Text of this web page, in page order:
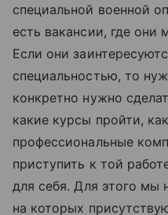
специальной военной
есть вакансии, где они
Если они
специальностью, то
конкретно нужно
какие курсы пройти,
профессиональные
приступить к той
для себя. Для этого мы
на которых